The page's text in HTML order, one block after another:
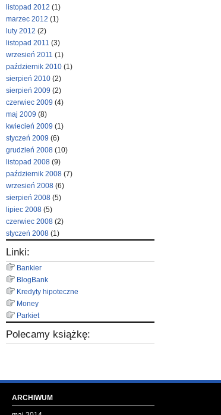
listopad 2012 (1)
marzec 2012 (1)
luty 2012 (2)
listopad 2011 (3)
wrzesień 2011 (1)
październik 2010 (1)
sierpień 2010 (2)
sierpień 2009 (2)
czerwiec 2009 (4)
maj 2009 (8)
kwiecień 2009 (1)
styczeń 2009 (6)
grudzień 2008 (10)
listopad 2008 (9)
październik 2008 (7)
wrzesień 2008 (6)
sierpień 2008 (5)
lipiec 2008 (5)
czerwiec 2008 (2)
styczeń 2008 (1)
Linki:
Bankier
BlogBank
Kredyty hipoteczne
Money
Parkiet
Polecamy książkę:
ARCHIWUM